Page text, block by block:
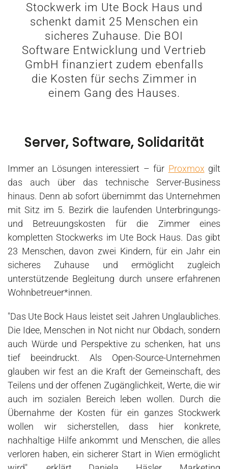
Stockwerk im Ute Bock Haus und
schenkt damit 25 Menschen ein
sicheres Zuhause. Die BOI
Software Entwicklung und Vertrieb
GmbH finanziert zudem ebenfalls
die Kosten für sechs Zimmer in
einem Gang des Hauses.
Server, Software, Solidarität
Immer an Lösungen interessiert – für Proxmox gilt
das auch über das technische Server-Business
hinaus. Denn ab sofort übernimmt das Unternehmen
mit Sitz im 5. Bezirk die laufenden Unterbringungs-
und Betreuungskosten für die Zimmer eines
kompletten Stockwerks im Ute Bock Haus. Das gibt
23 Menschen, davon zwei Kindern, für ein Jahr ein
sicheres Zuhause und ermöglicht zugleich
unterstützende Begleitung durch unsere erfahrenen
Wohnbetreuer*innen.
"Das Ute Bock Haus leistet seit Jahren Unglaubliches.
Die Idee, Menschen in Not nicht nur Obdach, sondern
auch Würde und Perspektive zu schenken, hat uns
tief beeindruckt. Als Open-Source-Unternehmen
glauben wir fest an die Kraft der Gemeinschaft, des
Teilens und der offenen Zugänglichkeit, Werte, die wir
auch im sozialen Bereich leben wollen. Durch die
Übernahme der Kosten für ein ganzes Stockwerk
wollen wir sicherstellen, dass hier konkrete,
nachhaltige Hilfe ankommt und Menschen, die alles
verloren haben, ein sicherer Start in Wien ermöglicht